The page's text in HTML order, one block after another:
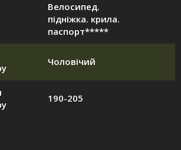
Велосипед.
підніжка. крила.
паспорт*****
Чоловічий
190-205